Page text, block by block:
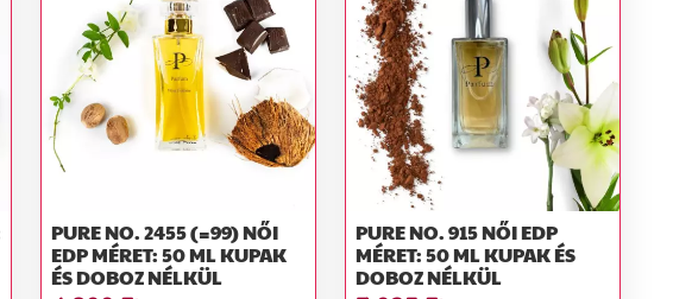
PURE NO. 2455 (=99) NŐI
EDP MÉRET: 50 ML KUPAK
ÉS DOBOZ NÉLKÜL
PURE NO. 915 NŐI EDP
MÉRET: 50 ML KUPAK ÉS
DOBOZ NÉLKÜL